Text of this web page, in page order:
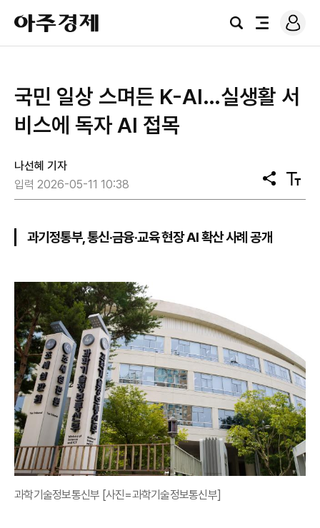
아
주
경
검
전
로
그
국민 일상 스며든 K-AI…실생활 서
비스에 독자 AI 접목
나선혜 기자
입력 2026-05-11 10:38
공
유
텍
스
과기정통부, 통신·금융·교육 현장 AI 확산 사례 공개
과학기술정보통신부 [사진=과학기술정보통신부]